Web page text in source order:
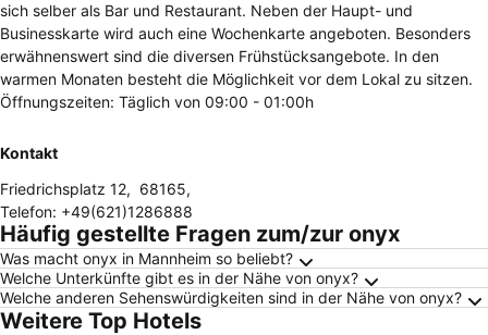
sich selber als Bar und Restaurant. Neben der Haupt- und
Businesskarte wird auch eine Wochenkarte angeboten. Besonders
erwähnenswert sind die diversen Frühstücksangebote. In den
warmen Monaten besteht die Möglichkeit vor dem Lokal zu sitzen.
Öffnungszeiten: Täglich von 09:00 - 01:00h
Kontakt
Friedrichsplatz 12, 68165,
Telefon: +49(621)1286888
Häufig gestellte Fragen zum/zur onyx
Was macht onyx in Mannheim so beliebt?
Welche Unterkünfte gibt es in der Nähe von onyx?
Welche anderen Sehenswürdigkeiten sind in der Nähe von onyx?
Weitere Top Hotels